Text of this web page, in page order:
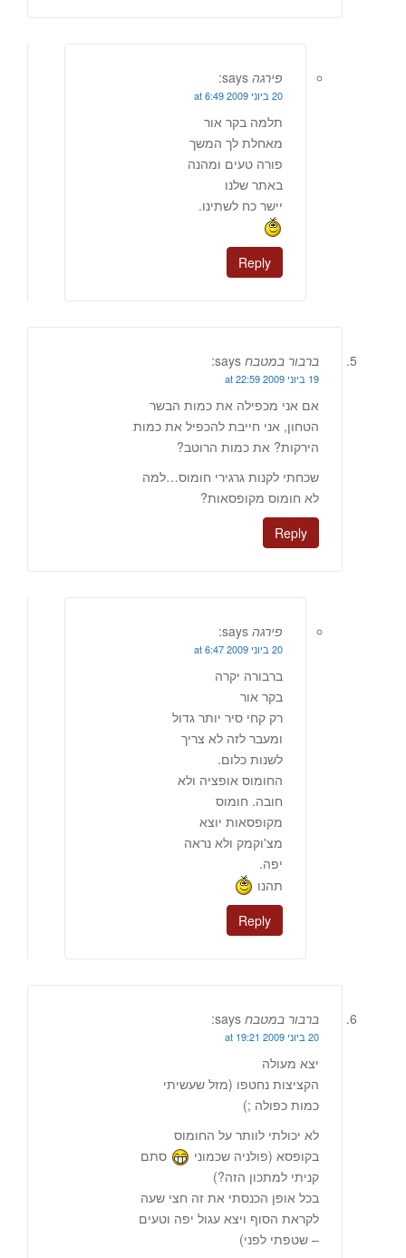
פירגה says:
20 ביוני 2009 at 6:49
תלמה בקר אור
מאחלת לך המשך
פורה טעים ומהנה
באתר שלנו
יישר כח לשתינו.
Reply
ברבור במטבח says:
19 ביוני 2009 at 22:59
אם אני מכפילה את כמות הבשר
הטחון, אני חייבת להכפיל את כמות
הירקות? את כמות הרוטב?
שכחתי לקנות גרגירי חומוס…למה
לא חומוס מקופסאות?
Reply
פירגה says:
20 ביוני 2009 at 6:47
ברבורה יקרה
בקר אור
רק קחי סיר יותר גדול
ומעבר לזה לא צריך
לשנות כלום.
החומוס אופציה ולא
חובה. חומוס
מקופסאות יוצא
מצ'וקמק ולא נראה
יפה.
תהנו
Reply
ברבור במטבח says:
20 ביוני 2009 at 19:21
יצא מעולה
הקציצות נחטפו (מזל שעשיתי
כמות כפולה ;)
לא יכולתי לוותר על החומוס
בקופסא (פולניה שכמוני
סתם
קניתי למתכון הזה?)
בכל אופן הכנסתי את זה חצי שעה
לקראת הסוף ויצא עגול יפה וטעים
– שטפתי לפני)